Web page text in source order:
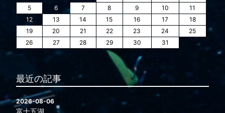
5
6 7 8 9 10
11
12
13 14 15 16 17
18
19
20 21 22 23 24
25
26
27 28 29 30 31
最近の記事
2026-08-06
富士五湖